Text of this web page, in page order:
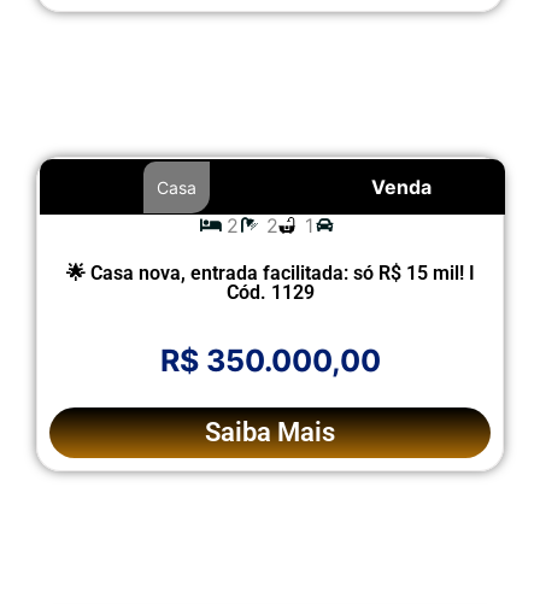
Venda
Casa
2 2 1
🌟 Casa nova, entrada facilitada: só R$ 15 mil! I
Cód. 1129
R$ 350.000,00
Saiba Mais